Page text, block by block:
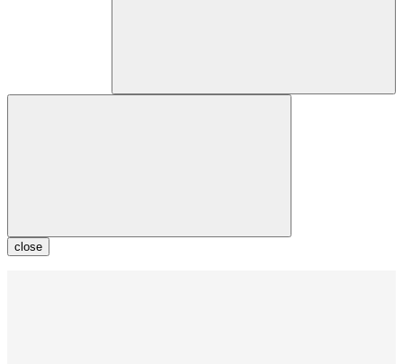
close